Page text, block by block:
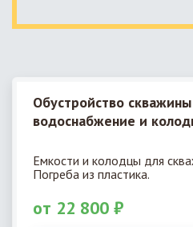
Обустройство
водоснабжение и
Емкости и колодцы для
Погреба из пластика.
от 22 800 ₽